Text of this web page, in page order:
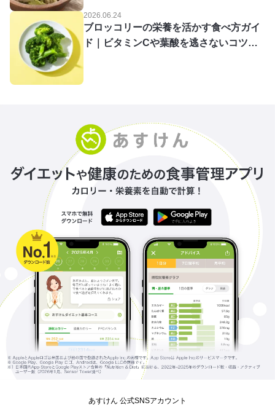
2026.06.24
ブロッコリーの栄養を活かす食べ方ガイ
ド｜ビタミンCや葉酸を逃さないコツを
あすけん 公式SNSアカウント